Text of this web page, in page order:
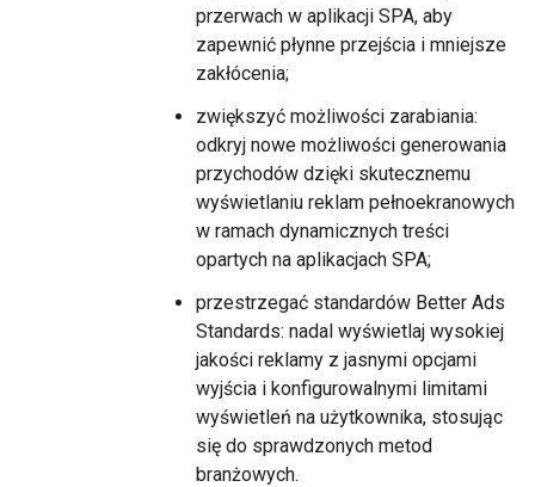
przerwach w aplikacji SPA, aby
zapewnić płynne przejścia i mniejsze
zakłócenia;
zwiększyć możliwości zarabiania:
odkryj nowe możliwości generowania
przychodów dzięki skutecznemu
wyświetlaniu reklam pełnoekranowych
w ramach dynamicznych treści
opartych na aplikacjach SPA;
przestrzegać standardów Better Ads
Standards: nadal wyświetlaj wysokiej
jakości reklamy z jasnymi opcjami
wyjścia i konfigurowalnymi limitami
wyświetleń na użytkownika, stosując
się do sprawdzonych metod
branżowych.